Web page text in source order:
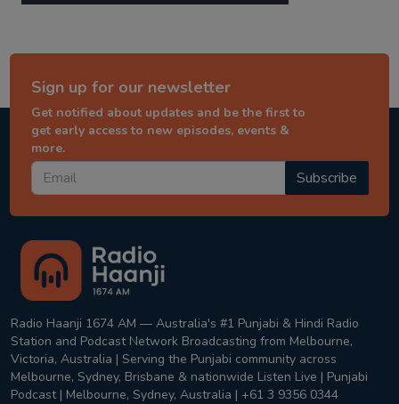
Sign up for our newsletter
Get notified about updates and be the first to
get early access to new episodes, events &
more.
Subscribe
Radio Haanji 1674 AM — Australia's #1 Punjabi & Hindi Radio
Station and Podcast Network Broadcasting from Melbourne,
Victoria, Australia | Serving the Punjabi community across
Melbourne, Sydney, Brisbane & nationwide Listen Live | Punjabi
Podcast | Melbourne, Sydney, Australia | +61 3 9356 0344